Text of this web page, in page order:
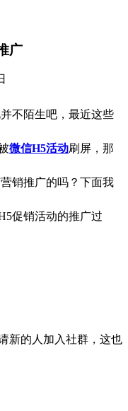
广
不陌生吧，最近这些
微信H5活动刷屏，那
销推广的吗？下面我
促销活动的推广过
新的人加入社群，这也